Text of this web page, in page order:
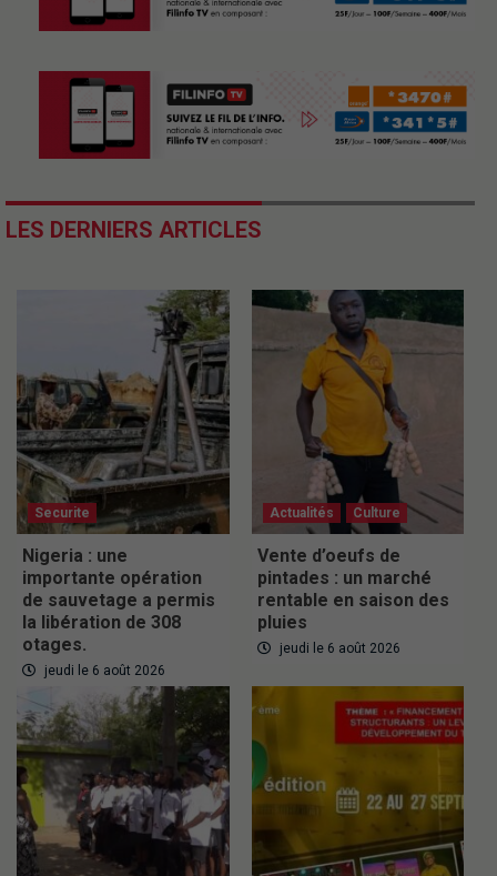
LES DERNIERS ARTICLES
Securite
Nigeria : une
importante opération
de sauvetage a permis
la libération de 308
otages.
jeudi le 6 août 2026
Actualités Culture
Vente d’oeufs de
pintades : un marché
rentable en saison des
pluies
jeudi le 6 août 2026